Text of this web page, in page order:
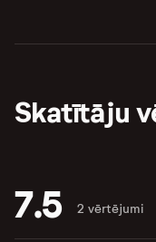
Skatītāju
7.5 2 vērtējumi